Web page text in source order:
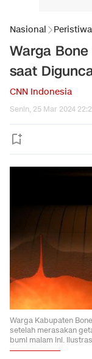
Nasional Peristiwa
Warga
saat
CNN Indonesia
Senin, 25 Mar 2024
Warga Kabupaten
setelah merasakan
bumi malam ini.